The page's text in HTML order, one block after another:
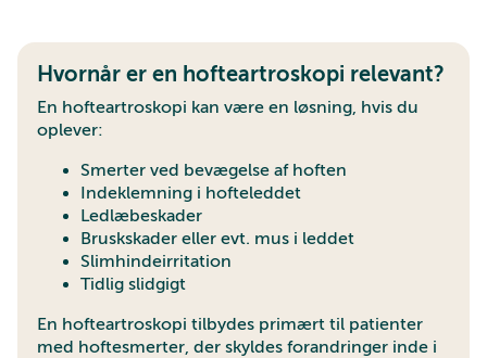
Hvornår er en hofteartroskopi relevant?
En hofteartroskopi kan være en løsning, hvis du
oplever:
Smerter ved bevægelse af hoften
Indeklemning i hofteleddet
Ledlæbeskader
Bruskskader eller evt. mus i leddet
Slimhindeirritation
Tidlig slidgigt
En hofteartroskopi tilbydes primært til patienter
med hoftesmerter, der skyldes forandringer inde i